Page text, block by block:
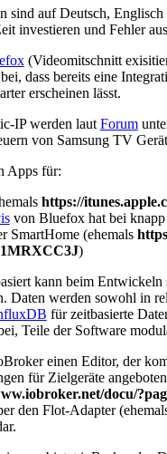
sind auf Deutsch,
investieren und Fehler
(Videomitschnitt
dass bereits eine
erscheinen lässt.
IP werden lautForum
von Samsung TV
Apps für:
https://
von Bluefox hat bei knapp
SmartHome (ehemals
)
kann beim
Daten werden sowohl in
für zeitbasierte
Teile der Software
einen Editor, der
für Zielgeräte
docu/
den Flot-Adapter